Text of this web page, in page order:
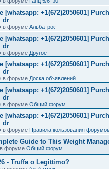
+1(672)2050601]
dr
в форуме Альбатрос
+1(672)2050601]
dr
в форуме Другое
+1(672)2050601]
dr
в форуме Доска объявлений
+1(672)2050601]
dr
в форуме Общий форум
+1(672)2050601]
dr
в форуме Правила пользования
Guide to This Weight
форуме Общий форум
- Truffa o Legittimo?